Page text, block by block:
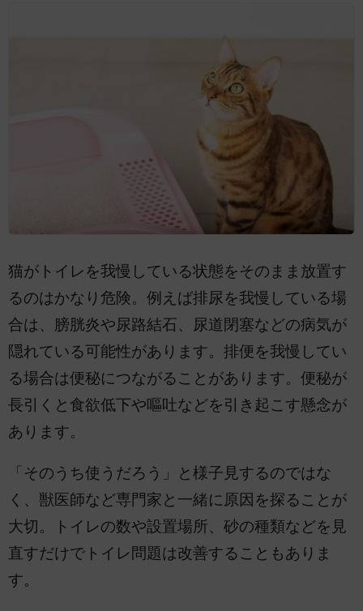
猫がトイレを我慢している状態をそのまま放置す
るのはかなり危険。例えば排尿を我慢している場
合は、膀胱炎や尿路結石、尿道閉塞などの病気が
隠れている可能性があります。排便を我慢してい
る場合は便秘につながることがあります。便秘が
長引くと食欲低下や嘔吐などを引き起こす懸念が
あります。
「そのうち使うだろう」と様子見するのではな
く、獣医師など専門家と一緒に原因を探ることが
大切。トイレの数や設置場所、砂の種類などを見
直すだけでトイレ問題は改善することもありま
す。